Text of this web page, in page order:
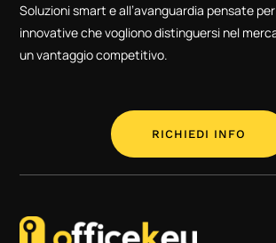
Soluzioni smart e all’avanguardia pensate
innovative che vogliono distinguersi nel
un vantaggio competitivo.
RICHIEDI INFO